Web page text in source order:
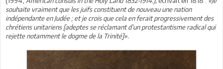
souhaite vraiment que les juifs constituent de nouveau une nation
indépendante en Judée ; et je crois que cela en ferait progressivement des
chrétiens unitariens [adeptes se réclamant d’un protestantisme radical qui
rejette notamment le dogme de la Trinité]».